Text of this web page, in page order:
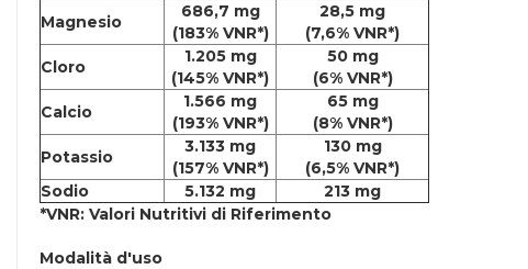
Magnesio
686,7 mg
(183% VNR*)
28,5 mg
(7,6% VNR*)
Cloro
1.205 mg
(145% VNR*)
50 mg
(6% VNR*)
Calcio
1.566 mg
(193% VNR*)
65 mg
(8% VNR*)
Potassio
3.133 mg
(157% VNR*)
130 mg
(6,5% VNR*)
Sodio
5.132 mg
213 mg
*VNR: Valori Nutritivi di Riferimento
Modalità d'uso